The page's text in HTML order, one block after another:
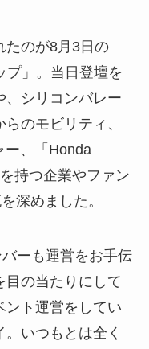
たのが8月3日の
プ」。当日登壇を
、シリコンバレー
のモビリティ、
ー、「Honda
持つ企業やファン
深めました。
ーも運営をお手伝
目の当たりにして
ント運営をしてい
いつもとは全く